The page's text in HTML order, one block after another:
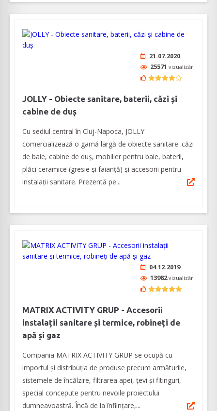
21.07.2020
25571 vizualizări
JOLLY - Obiecte sanitare, baterii, căzi și
cabine de duș
Cu sediul central în Cluj-Napoca, JOLLY
comercializează o gamă largă de obiecte sanitare: căzi
de baie, cabine de duș, mobilier pentru baie, baterii,
plăci ceramice (gresie și faianță) și accesorii pentru
instalații sanitare. Prezentă pe...
04.12.2019
13982vizualizări
MATRIX ACTIVITY GRUP - Accesorii
instalații sanitare și termice, robineți de
apă și gaz
Compania MATRIX ACTIVITY GRUP se ocupă cu
importul și distribuția de produse precum armăturile,
sistemele de încălzire, filtrarea apei, țevi și fitinguri,
special concepute pentru nevoile proiectului
dumneavoastră. Încă de la înființare,...